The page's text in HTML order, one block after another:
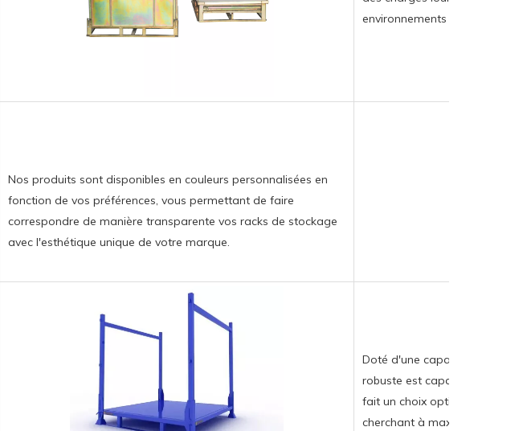
environnements exigeants.
Nos produits sont disponibles en couleurs personnalisées en
fonction de vos préférences, vous permettant de faire
correspondre de manière transparente vos racks de stockage
avec l'esthétique unique de votre marque.
Doté d'une capacité de
robuste est capable de gérer
fait un choix optimal pour les
cherchant à maximiser